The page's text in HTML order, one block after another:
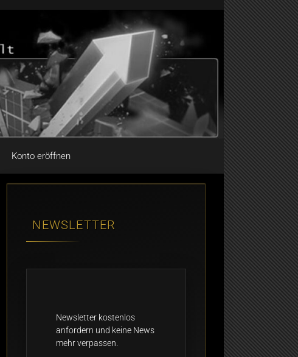
Konto eröffnen
NEWSLETTER
Newsletter kostenlos
anfordern und keine News
mehr verpassen.